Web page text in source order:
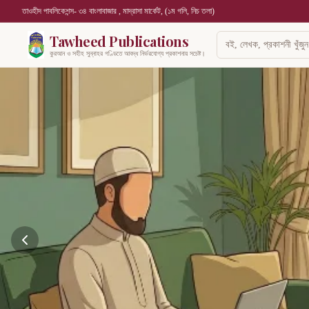
তাওহীদ পাবলিকেশন্স- ৩৪ বাংলাবাজার , মাদ্রাসা মার্কেট, (১ম গলি, নিচ তলা)
Tawheed Publications
কুরআন ও সহীহ সুন্নাহর গণ্ডিতে আবদ্ধ নির্ভরযোগ্য প্রকাশনায় সচেষ্ট।